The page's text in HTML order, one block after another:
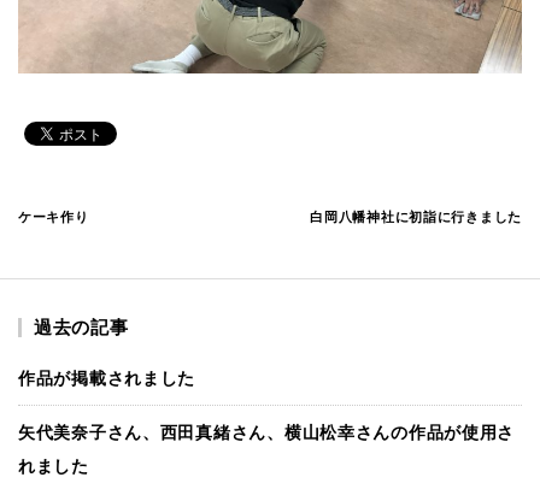
ケーキ作り 白岡八幡神社に初詣に行きました
過去の記事
作品が掲載されました
矢代美奈子さん、西田真緒さん、横山松幸さんの作品が使用さ
れました